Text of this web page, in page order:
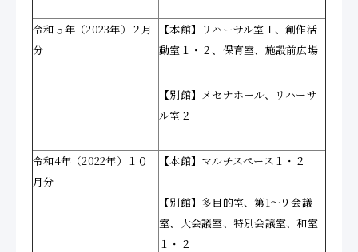
令和５年（2023年）２月
分
【本館】リハーサル室１、創作活
動室１・２、 保育室、 施設前広場
【別館】メセナホール、リハーサ
ル室２
令和4年（2022年）１０
月分
【本館】マルチスペース１・２
【別館】多目的室、第1～９会議
室、大会議室、特別会議室、和室
１・２